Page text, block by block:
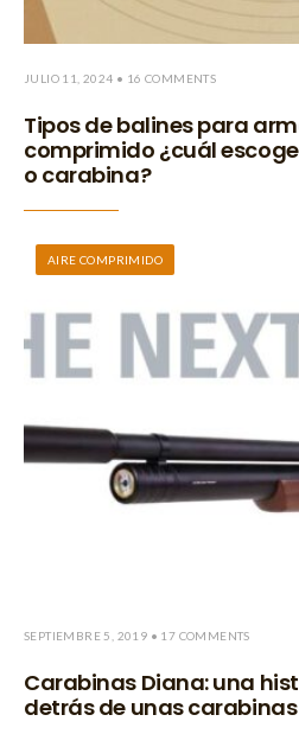
JULIO 11, 2024 • 16 COMMENTS
Tipos de balines para
comprimido ¿cuál
o carabina?
AIRE COMPRIMIDO
SEPTIEMBRE 5, 2019 • 17 COMMENTS
Carabinas Diana: una
detrás de unas